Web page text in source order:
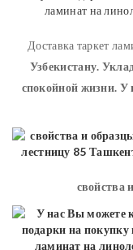
Доставка таркет
Узбекистану.
спокойной жизни. У
свойства